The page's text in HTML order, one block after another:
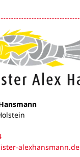
alexhansmann.de